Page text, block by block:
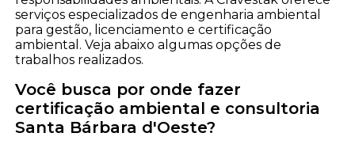
serviços especializados de engenharia ambiental
para gestão, licenciamento e certificação
ambiental. Veja abaixo algumas opções de
trabalhos realizados.
Você busca por onde fazer
certificação ambiental e consultoria
Santa Bárbara d'Oeste?